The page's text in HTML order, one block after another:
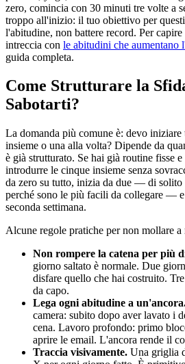
zero, comincia con 30 minuti tre volte a
troppo all'inizio: il tuo obiettivo per
l'abitudine, non battere record. Per
intreccia con le abitudini che aumentano
guida completa.
Come Strutturare la
Sabotarti?
La domanda più comune è: devo
insieme o una alla volta? Dipende da
è già strutturato. Se hai già routine fisse
introdurre le cinque insieme senza
da zero su tutto, inizia da due — di solito
perché sono le più facili da collegare —
seconda settimana.
Alcune regole pratiche per non mollare a
Non rompere la catena per più
giorno saltato è normale. Due
disfare quello che hai costruito.
da capo.
Lega ogni abitudine a
camera: subito dopo aver lavato i
cena. Lavoro profondo: primo
aprire le email. L'ancora rende il
Traccia visivamente. Una griglia